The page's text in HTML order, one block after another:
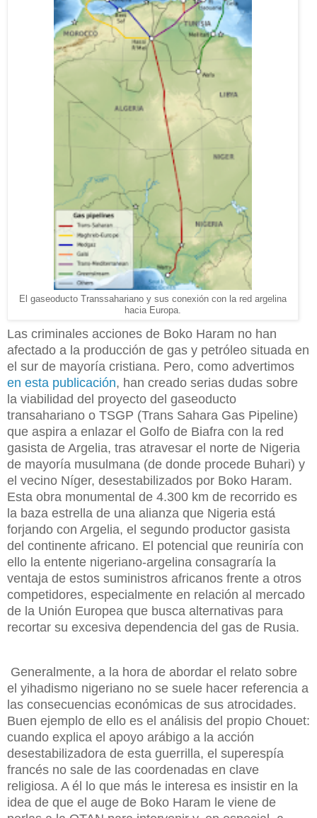
El gaseoducto Transsahariano y sus conexión con la red argelina
hacia Europa.
Las criminales acciones de Boko Haram no han
afectado a la producción de gas y petróleo situada en
el sur de mayoría cristiana. Pero, como advertimos
en esta publicación, han creado serias dudas sobre
la viabilidad del proyecto del gaseoducto
transahariano o TSGP (Trans Sahara Gas Pipeline)
que aspira a enlazar el Golfo de Biafra con la red
gasista de Argelia, tras atravesar el norte de Nigeria
de mayoría musulmana (de donde procede Buhari) y
el vecino Níger, desestabilizados por Boko Haram.
Esta obra monumental de 4.300 km de recorrido es
la baza estrella de una alianza que Nigeria está
forjando con Argelia, el segundo productor gasista
del continente africano. El potencial que reuniría con
ello la entente nigeriano-argelina consagraría la
ventaja de estos suministros africanos frente a otros
competidores, especialmente en relación al mercado
de la Unión Europea que busca alternativas para
recortar su excesiva dependencia del gas de Rusia.
Generalmente, a la hora de abordar el relato sobre
el yihadismo nigeriano no se suele hacer referencia a
las consecuencias económicas de sus atrocidades.
Buen ejemplo de ello es el análisis del propio Chouet:
cuando explica el apoyo arábigo a la acción
desestabilizadora de esta guerrilla, el superespía
francés no sale de las coordenadas en clave
religiosa. A él lo que más le interesa es insistir en la
idea de que el auge de Boko Haram le viene de